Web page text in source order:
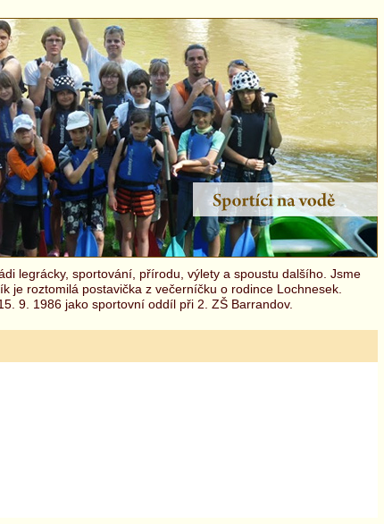
legrácky, sportování, přírodu, výlety a spoustu dalšího. Jsme
je roztomilá postavička z večerníčku o rodince Lochnesek.
9. 1986 jako sportovní oddíl při 2. ZŠ Barrandov.